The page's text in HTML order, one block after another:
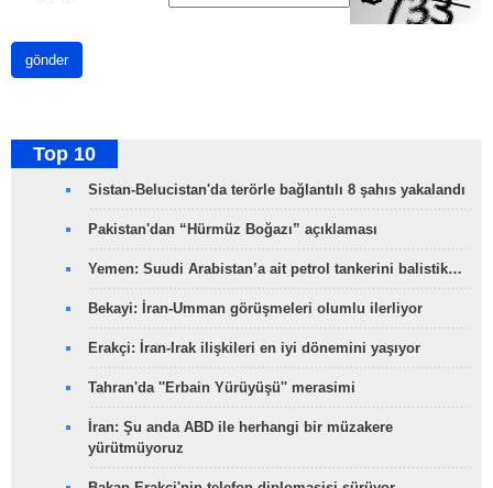
gönder
Top 10
Sistan-Belucistan'da terörle bağlantılı 8 şahıs yakalandı
Pakistan'dan “Hürmüz Boğazı” açıklaması
Yemen: Suudi Arabistan’a ait petrol tankerini balistik…
Bekayi: İran-Umman görüşmeleri olumlu ilerliyor
Erakçi: İran-Irak ilişkileri en iyi dönemini yaşıyor
Tahran'da ''Erbain Yürüyüşü'' merasimi
İran: Şu anda ABD ile herhangi bir müzakere
yürütmüyoruz